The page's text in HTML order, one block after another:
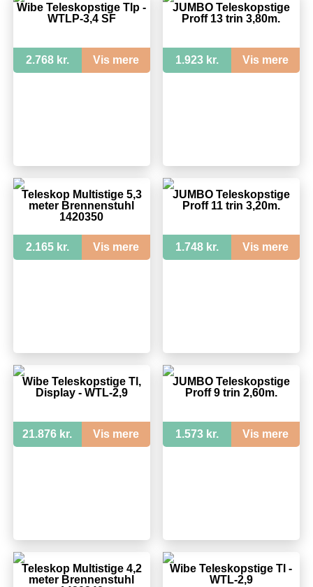
Wibe Teleskopstige Tlp -
WTLP-3,4 SF
2.768 kr. Vis mere
JUMBO Teleskopstige
Proff 13 trin 3,80m.
1.923 kr. Vis mere
Teleskop Multistige 5,3
meter Brennenstuhl
1420350
2.165 kr. Vis mere
JUMBO Teleskopstige
Proff 11 trin 3,20m.
1.748 kr. Vis mere
Wibe Teleskopstige Tl,
Display - WTL-2,9
21.876 kr. Vis mere
JUMBO Teleskopstige
Proff 9 trin 2,60m.
1.573 kr. Vis mere
Teleskop Multistige 4,2
meter Brennenstuhl
Wibe Teleskopstige Tl -
WTL-2,9